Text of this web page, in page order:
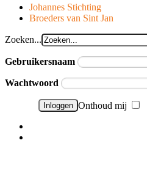
Johannes Stichting
Broeders van Sint Jan
Zoeken...
Gebruikersnaam
Wachtwoord
Onthoud mij